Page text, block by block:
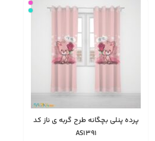
پرده پنلی بچگانه طرح گربه‌ ی ناز کد
AS1391